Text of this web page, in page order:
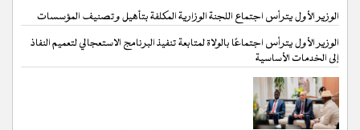
الوزير الأول يترأس اجتماع اللجنة الوزارية المكلفة بتأهيل وتصنيف المؤسسات
الوزير الأول يترأس اجتماعًا بالولاة لمتابعة تنفيذ البرنامج الاستعجالي لتعميم النفاذ
إلى الخدمات الأساسية